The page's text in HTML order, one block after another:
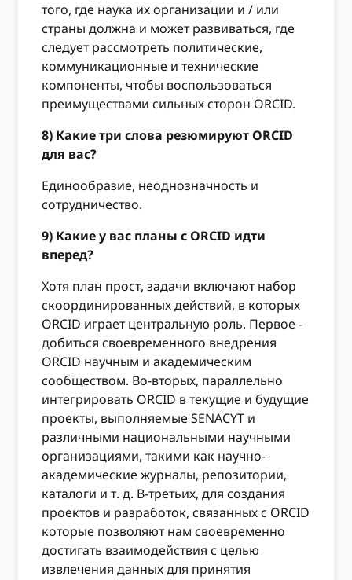
того, где наука их организации и / или
страны должна и может развиваться, где
следует рассмотреть политические,
коммуникационные и технические
компоненты, чтобы воспользоваться
преимуществами сильных сторон ORCID.
8) Какие три слова резюмируют ORCID
для вас?
Единообразие, неоднозначность и
сотрудничество.
9) Какие у вас планы с ORCID идти
вперед?
Хотя план прост, задачи включают набор
скоординированных действий, в которых
ORCID играет центральную роль. Первое -
добиться своевременного внедрения
ORCID научным и академическим
сообществом. Во-вторых, параллельно
интегрировать ORCID в текущие и будущие
проекты, выполняемые SENACYT и
различными национальными научными
организациями, такими как научно-
академические журналы, репозитории,
каталоги и т. д. В-третьих, для создания
проектов и разработок, связанных с ORCID
которые позволяют нам своевременно
достигать взаимодействия с целью
извлечения данных для принятия